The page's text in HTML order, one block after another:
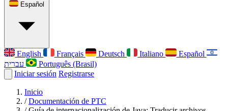
Español
English Français Deutsch Italiano
Español
Português (Brasil)
Iniciar sesión Registrarse
Inicio
/ Documentación de PTC